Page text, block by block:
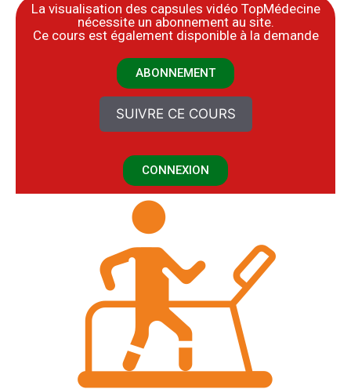
La visualisation des capsules vidéo TopMédecine
nécessite un abonnement au site.
​Ce cours est également disponible à la demande
ABONNEMENT
SUIVRE CE COURS
CONNEXION